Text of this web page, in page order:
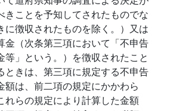
きことを予知してされたものでな
に徴収されたものを除く。）又は
金（次条第三項において「不申告
等」という。）を徴収されたこと
ときは、第三項に規定する不申告
額は、前二項の規定にかかわら
れらの規定により計算した金額